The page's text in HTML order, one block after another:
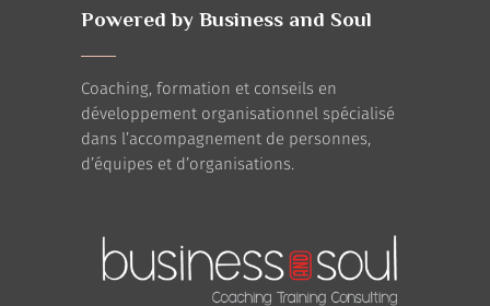
Powered by Business and Soul
Coaching, formation et conseils en
développement organisationnel spécialisé
dans l’accompagnement de personnes,
d’équipes et d’organisations.